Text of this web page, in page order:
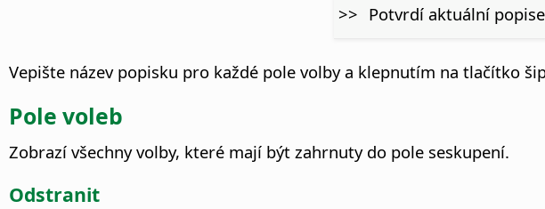
>> Potvrdí aktuální
Vepište název popisku pro každé pole volby a klepnutím na tlačítko
Pole voleb
Zobrazí všechny volby, které mají být zahrnuty do pole seskupení.
Odstranit